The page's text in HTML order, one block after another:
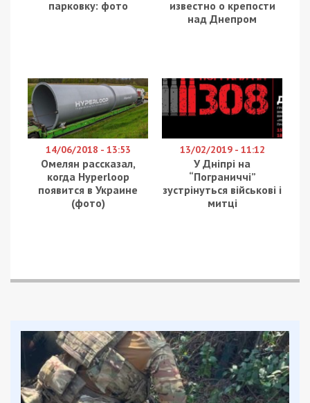
посиланням навирок
Малиновського районного
його познайомив товариш, за гроші вирішити
питання щодо його непридатності, а також
видати незаповнені повістки. Ніби то, у стрільця-
санітара був «вихід» на посадових осіб ТЦК.
Внесення щодо останнього відомостей до АІТС
«Оберіг» коштувало 500 доларів, а видача
незаповнених повісток про виклик із гербовою
печаткою та підписом посадової особи ТЦК –
1000 грн за кожну.
за допомогу з військовим білетом, а 3000
його затримали.
В суді чоловік визнав провину в повному обсязі, а
також погодився із кваліфікацією його дій й
розкаявся у вчиненому.